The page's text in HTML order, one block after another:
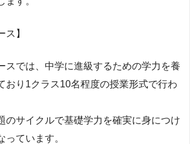
ス】
スでは、中学に進級するための学力を養
おり1クラス10名程度の授業形式で行わ
のサイクルで基礎学力を確実に身につけ
っています。